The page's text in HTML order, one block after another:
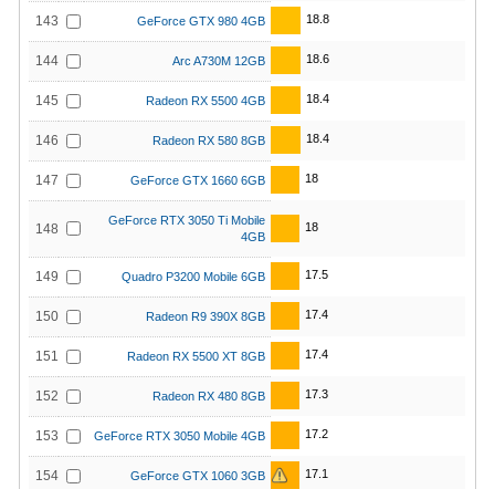
143 GeForce GTX 980 4GB 18.8
144 Arc A730M 12GB 18.6
145 Radeon RX 5500 4GB 18.4
146 Radeon RX 580 8GB 18.4
147 GeForce GTX 1660 6GB 18
148
GeForce RTX 3050 Ti Mobile
4GB
18
149 Quadro P3200 Mobile 6GB 17.5
150 Radeon R9 390X 8GB 17.4
151 Radeon RX 5500 XT 8GB 17.4
152 Radeon RX 480 8GB 17.3
153 GeForce RTX 3050 Mobile 4GB 17.2
154 GeForce GTX 1060 3GB 17.1